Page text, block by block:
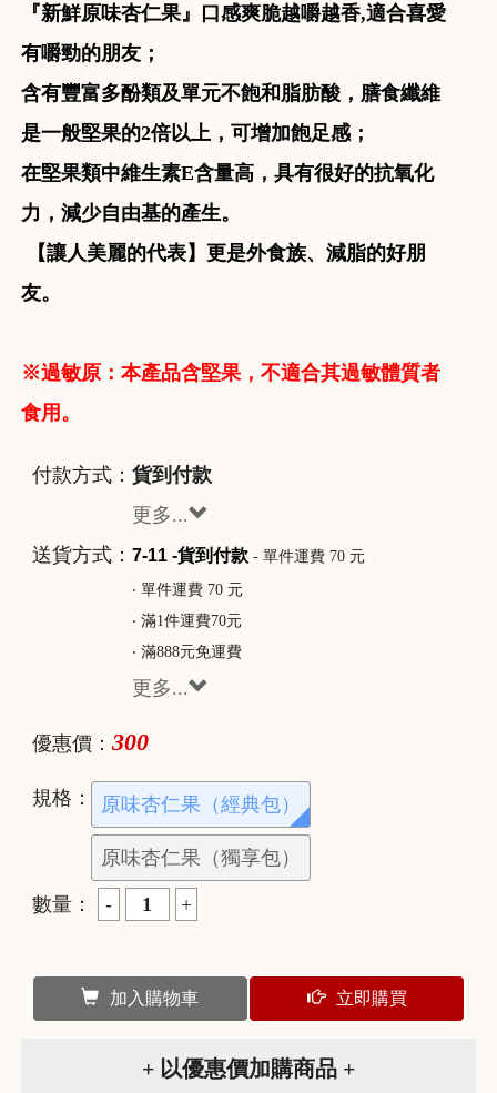
『新鮮原味杏仁果』口感爽脆越嚼越香,適合喜愛
有嚼勁的朋友；
含有豐富多酚類及單元不飽和脂肪酸，膳食纖維
是一般堅果的2倍以上，可增加飽足感；
在堅果類中維生素E含量高，具有很好的抗氧化
力，減少自由基的產生。
【讓人美麗的代表】更是外食族、減脂的好朋
友。
※過敏原：本產品含堅果，不適合其過敏體質者
食用。
付款方式： 貨到付款
更多...
送貨方式： 7-11 -貨到付款- 單件運費 70 元
‧ 單件運費 70 元
‧ 滿1件運費70元
‧ 滿888元免運費
更多...
優惠價： 300
規格： 原味杏仁果（經典包）
原味杏仁果（獨享包）
數量：
加入購物車 立即購買
+ 以優惠價加購商品 +